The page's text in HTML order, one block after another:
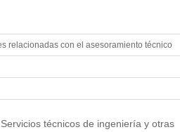
relacionadas con el asesoramiento técnico
×
técnicos de ingeniería y otras